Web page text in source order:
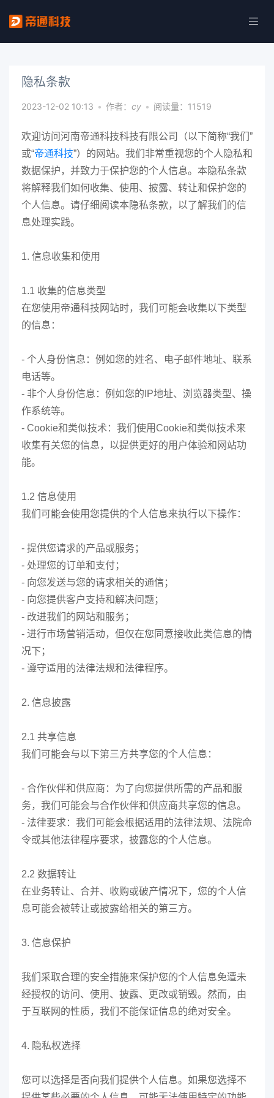
隐私条款
2023-12-02 10:13 • 作者： cy • 阅读量：11519
欢迎访问河南帝通科技科技有限公司（以下简称“我们”
或“帝通科技”）的网站。我们非常重视您的个人隐私和
数据保护，并致力于保护您的个人信息。本隐私条款
将解释我们如何收集、使用、披露、转让和保护您的
个人信息。请仔细阅读本隐私条款，以了解我们的信
息处理实践。
1. 信息收集和使用
1.1 收集的信息类型
在您使用帝通科技网站时，我们可能会收集以下类型
的信息：
- 个人身份信息：例如您的姓名、电子邮件地址、联系
电话等。
- 非个人身份信息：例如您的IP地址、浏览器类型、操
作系统等。
- Cookie和类似技术：我们使用Cookie和类似技术来
收集有关您的信息，以提供更好的用户体验和网站功
能。
1.2 信息使用
我们可能会使用您提供的个人信息来执行以下操作：
- 提供您请求的产品或服务；
- 处理您的订单和支付；
- 向您发送与您的请求相关的通信；
- 向您提供客户支持和解决问题；
- 改进我们的网站和服务；
- 进行市场营销活动，但仅在您同意接收此类信息的情
况下；
- 遵守适用的法律法规和法律程序。
2. 信息披露
2.1 共享信息
我们可能会与以下第三方共享您的个人信息：
- 合作伙伴和供应商：为了向您提供所需的产品和服
务，我们可能会与合作伙伴和供应商共享您的信息。
- 法律要求：我们可能会根据适用的法律法规、法院命
令或其他法律程序要求，披露您的个人信息。
2.2 数据转让
在业务转让、合并、收购或破产情况下，您的个人信
息可能会被转让或披露给相关的第三方。
3. 信息保护
我们采取合理的安全措施来保护您的个人信息免遭未
经授权的访问、使用、披露、更改或销毁。然而，由
于互联网的性质，我们不能保证信息的绝对安全。
4. 隐私权选择
您可以选择是否向我们提供个人信息。如果您选择不